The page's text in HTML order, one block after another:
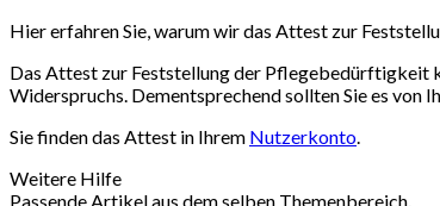
Hier erfahren Sie, warum wir das Attest zur
Das Attest zur Feststellung der Pflegebedürftigkeit
Widerspruchs. Dementsprechend sollten Sie es von
Sie finden das Attest in Ihrem Nutzerkonto.
Weitere Hilfe
Passende Artikel aus dem selben Themenbereich.